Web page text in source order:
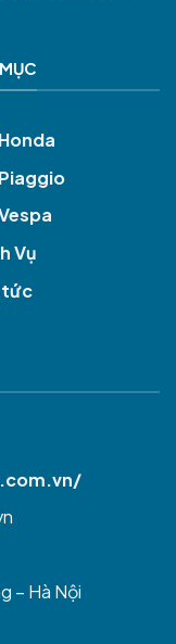
Vụ
tức
– Hà Nội